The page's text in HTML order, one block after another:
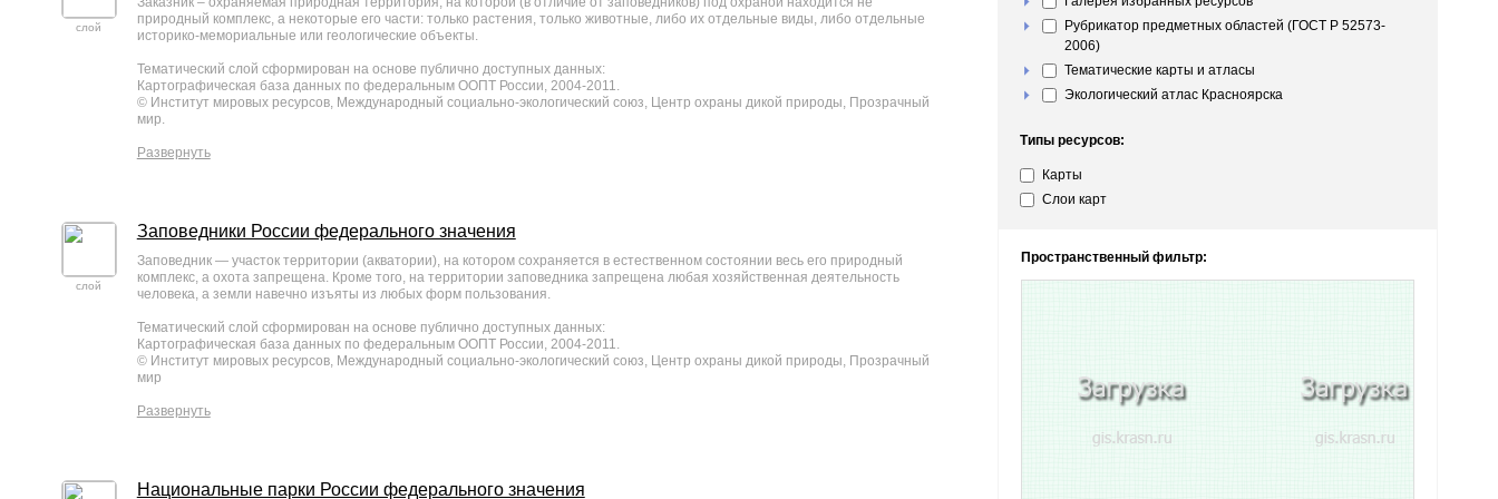
слой
природный комплекс, а некоторые его части: только растения, только животные, либо их отдельные виды, либо отдельные
историко-мемориальные или геологические объекты.
Тематический слой сформирован на основе публично доступных данных:
Картографическая база данных по федеральным ООПТ России, 2004-2011.
© Институт мировых ресурсов, Международный социально-экологический союз, Центр охраны дикой природы, Прозрачный
мир.
Развернуть
слой
Заповедники России федерального значения
Заповедник — участок территории (акватории), на котором сохраняется в естественном состоянии весь его природный
комплекс, а охота запрещена. Кроме того, на территории заповедника запрещена любая хозяйственная деятельность
человека, а земли навечно изъяты из любых форм пользования.
Тематический слой сформирован на основе публично доступных данных:
Картографическая база данных по федеральным ООПТ России, 2004-2011.
© Институт мировых ресурсов, Международный социально-экологический союз, Центр охраны дикой природы, Прозрачный
мир
Развернуть
Национальные парки России федерального значения
Рубрикатор предметных областей (ГОСТ Р 52573-
2006)
Тематические карты и атласы
Экологический атлас Красноярска
Типы ресурсов:
Карты
Слои карт
Пространственный фильтр: